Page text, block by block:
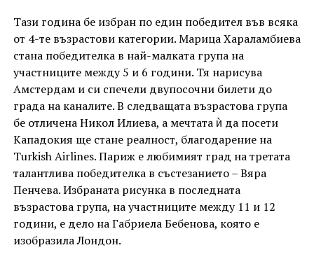
Тази година бе избран по един победител във всяка
от 4-те възрастови категории. Марица Хараламбиева
стана победителка в най-малката група на
участниците между 5 и 6 години. Тя нарисува
Амстердам и си спечели двупосочни билети до
града на каналите. В следващата възрастова група
бе отличена Никол Илиева, а мечтата ѝ да посети
Кападокия ще стане реалност, благодарение на
Turkish Airlines. Париж е любимият град на третата
талантлива победителка в състезанието – Вяра
Пенчева. Избраната рисунка в последната
възрастова група, на участниците между 11 и 12
години, е дело на Габриела Бебенова, която е
изобразила Лондон.